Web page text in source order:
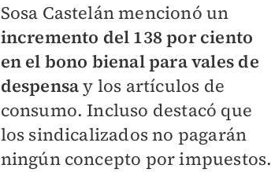
Sosa Castelán mencionó un
incremento del 138 por ciento
en el bono bienal para vales de
despensay los artículos de
consumo. Incluso destacó que
los sindicalizados no pagarán
ningún concepto por impuestos.